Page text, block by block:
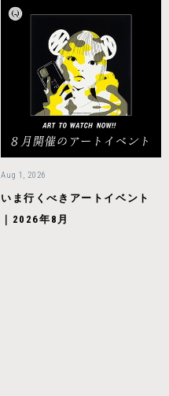
Aug 1, 2026
いま行くべきアートイベント
｜2026年8月